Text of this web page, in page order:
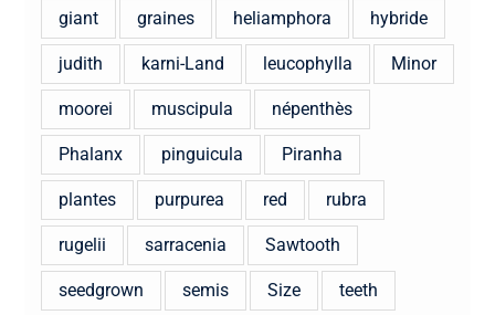
giant graines heliamphora hybride
judith karni-Land leucophylla Minor
moorei muscipula népenthès
Phalanx pinguicula Piranha
plantes purpurea red rubra
rugelii sarracenia Sawtooth
seedgrown semis Size teeth